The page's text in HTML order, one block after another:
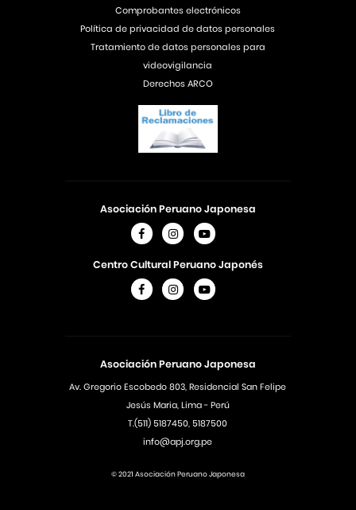
Asociación Peruano Japonesa
Av. Gregorio Escobedo 803, Residencial San Felipe
Jesús Maria, Lima - Perú
T.(511) 5187450, 5187500
info@apj.org.pe
Asociación Peruano Japonesa
Centro Cultural Peruano Japonés
Comprobantes electrónicos
Política de privacidad de datos personales
Tratamiento de datos personales para
videovigilancia
Derechos ARCO
© 2021 Asociación Peruano Japonesa